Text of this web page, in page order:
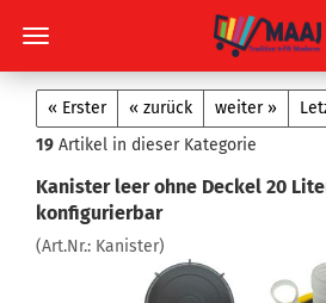
« Erster « zurück weiter »
19 Artikel in dieser Kategorie
Kanister leer ohne Deckel 20
konfigurierbar
(Art.Nr.: Kanister)